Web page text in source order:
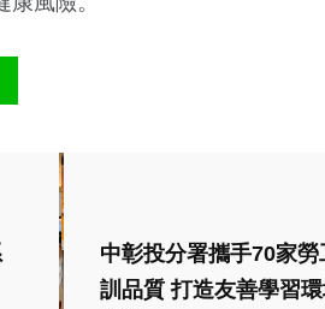
中彰投分署攜手70家
訓品質 打造友善學習